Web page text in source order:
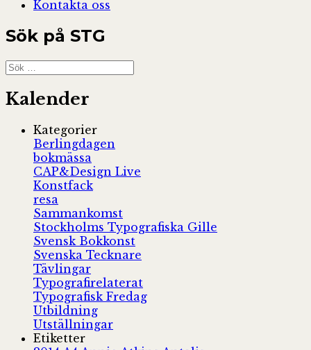
Kontakta oss
Sök på STG
Sök
efter:
Kalender
Kategorier
Berlingdagen
bokmässa
CAP&Design Live
Konstfack
resa
Sammankomst
Stockholms Typografiska Gille
Svensk Bokkonst
Svenska Tecknare
Tävlingar
Typografirelaterat
Typografisk Fredag
Utbildning
Utställningar
Etiketter